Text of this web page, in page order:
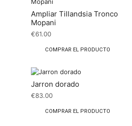
Ampliar Tillandsia Tronco
Mopani
€61.00
COMPRAR EL PRODUCTO
Jarron dorado
€83.00
COMPRAR EL PRODUCTO